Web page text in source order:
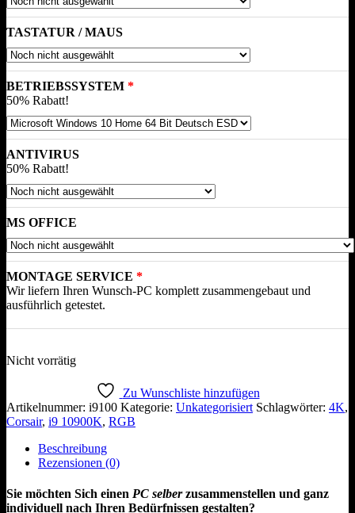
TASTATUR / MAUS
BETRIEBSSYSTEM
50% Rabatt!
ANTIVIRUS
50% Rabatt!
MS OFFICE
MONTAGE SERVICE
Wir liefern Ihren Wunsch-PC komplett zusammengebaut und
ausführlich getestet.
Nicht vorrätig
Zu Wunschliste hinzufügen
Artikelnummer: i9100 Kategorie: Unkategorisiert Schlagwörter: 4K,
Corsair, i9 10900K, RGB
Beschreibung
Rezensionen (0)
Sie möchten Sich einen PC selberzusammenstellen und ganz
individuell nach Ihren Bedürfnissen gestalten?